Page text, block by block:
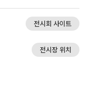
전시회 사이트
전시장 위치